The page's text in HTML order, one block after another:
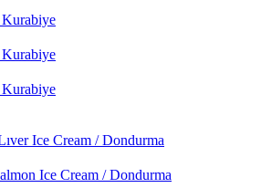
Ice Cream / Dondurma
Ice Cream / Dondurma